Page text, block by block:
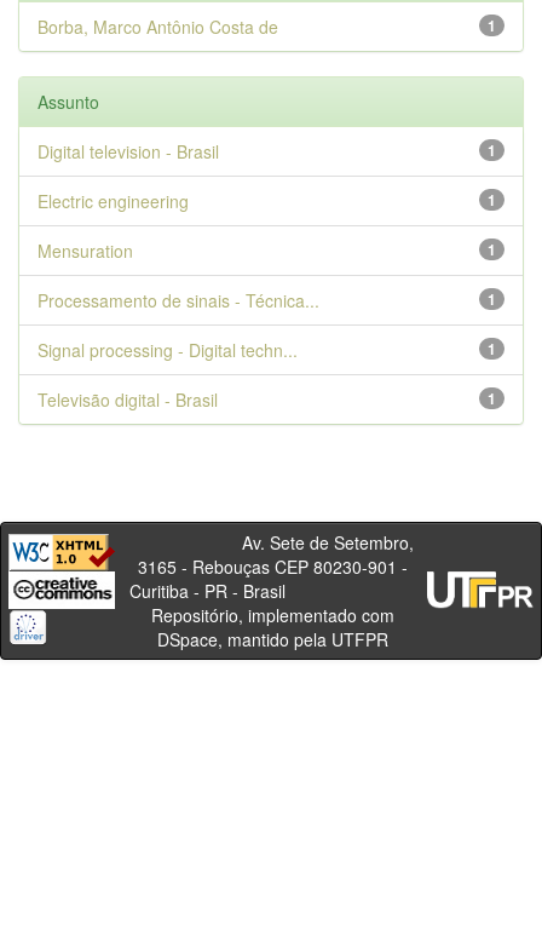
1
Borba, Marco Antônio Costa de
Assunto
1
Digital television - Brasil
1
Electric engineering
1
Mensuration
1
Processamento de sinais - Técnica...
1
Signal processing - Digital techn...
1
Televisão digital - Brasil
Av. Sete de Setembro,
3165 - Rebouças CEP 80230-901 -
Curitiba - PR - Brasil
Repositório, implementado com
DSpace, mantido pela UTFPR